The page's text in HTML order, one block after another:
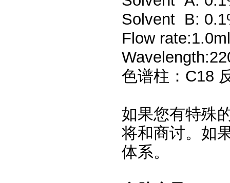
Solvent B:
Flow
色谱柱： C18
如果您有特殊
将和商讨。如
体系。